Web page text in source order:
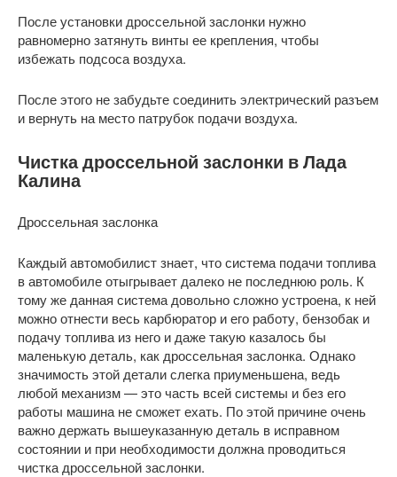
После установки дроссельной заслонки нужно
равномерно затянуть винты ее крепления, чтобы
избежать подсоса воздуха.
После этого не забудьте соединить электрический разъем
и вернуть на место патрубок подачи воздуха.
Чистка дроссельной заслонки в Лада
Калина
Дроссельная заслонка
Каждый автомобилист знает, что система подачи топлива
в автомобиле отыгрывает далеко не последнюю роль. К
тому же данная система довольно сложно устроена, к ней
можно отнести весь карбюратор и его работу, бензобак и
подачу топлива из него и даже такую казалось бы
маленькую деталь, как дроссельная заслонка. Однако
значимость этой детали слегка приуменьшена, ведь
любой механизм — это часть всей системы и без его
работы машина не сможет ехать. По этой причине очень
важно держать вышеуказанную деталь в исправном
состоянии и при необходимости должна проводиться
чистка дроссельной заслонки.